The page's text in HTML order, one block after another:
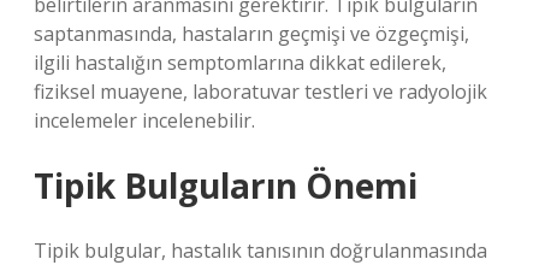
saptanmasında, hastaların geçmişi ve özgeçmişi,
ilgili hastalığın semptomlarına dikkat edilerek,
fiziksel muayene, laboratuvar testleri ve radyolojik
incelemeler incelenebilir.
Tipik Bulguların Önemi
Tipik bulgular, hastalık tanısının doğrulanmasında